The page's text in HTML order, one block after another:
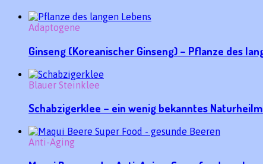
Adaptogene
Ginseng (Koreanischer Ginseng) – Pflanze des
Blauer Steinklee
Schabzigerklee – ein wenig bekanntes
Anti-Aging